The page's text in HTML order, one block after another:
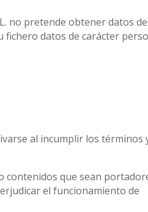
no pretende obtener datos de
fichero datos de carácter
al incumplir los términos
contenidos que sean
el funcionamiento de